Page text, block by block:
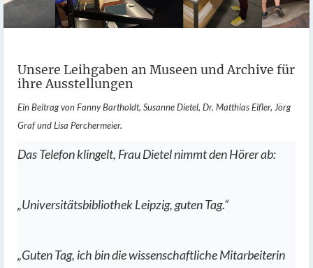
Unsere Leihgaben an Museen und Archive für
ihre Ausstellungen
Ein Beitrag von Fanny Bartholdt, Susanne Dietel, Dr. Matthias Eifler, Jörg
Graf und Lisa Perchermeier.
Das Telefon klingelt, Frau Dietel nimmt den Hörer ab:
„Universitätsbibliothek Leipzig, guten Tag.“
„Guten Tag, ich bin die wissenschaftliche Mitarbeiterin